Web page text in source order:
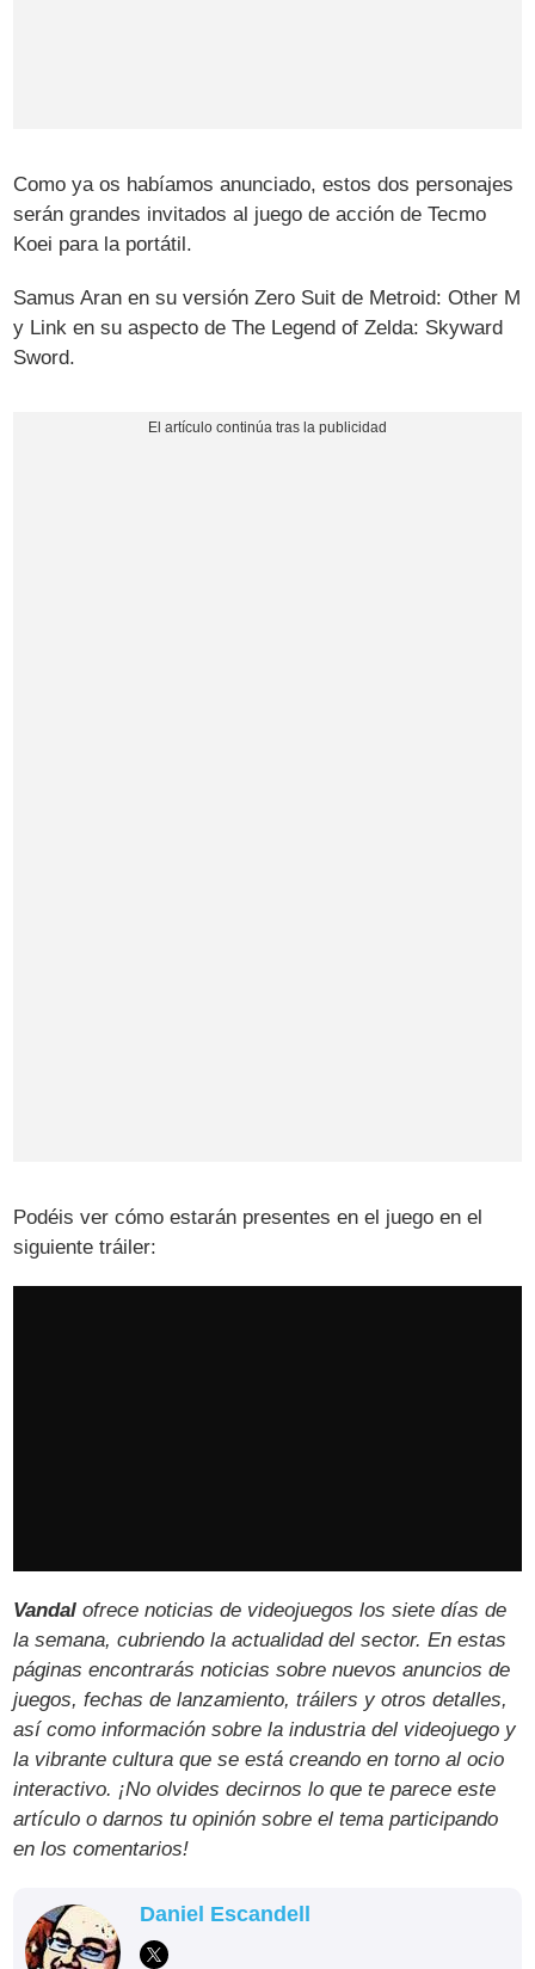
Como ya os habíamos anunciado, estos dos personajes
serán grandes invitados al juego de acción de Tecmo
Koei para la portátil.
Samus Aran en su versión Zero Suit de Metroid: Other M
y Link en su aspecto de The Legend of Zelda: Skyward
Sword.
Podéis ver cómo estarán presentes en el juego en el
siguiente tráiler:
Vandal ofrece noticias de videojuegos los siete días de
la semana, cubriendo la actualidad del sector. En estas
páginas encontrarás noticias sobre nuevos anuncios de
juegos, fechas de lanzamiento, tráilers y otros detalles,
así como información sobre la industria del videojuego y
la vibrante cultura que se está creando en torno al ocio
interactivo. ¡No olvides decirnos lo que te parece este
artículo o darnos tu opinión sobre el tema participando
en los comentarios!
Daniel Escandell